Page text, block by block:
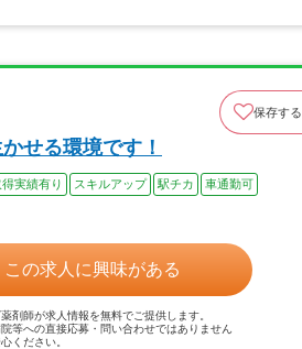
保存する
せる環境です！
実績有り スキルアップ 駅チカ
車通勤可
この求人に興味がある
剤師が求人情報を無料でご提供します。
等への直接応募・問い合わせではありません
ください。